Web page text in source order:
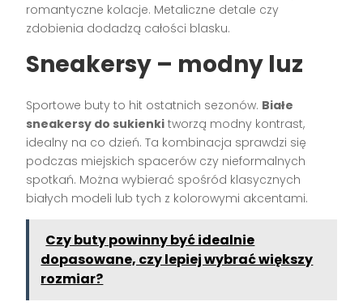
romantyczne kolacje. Metaliczne detale czy
zdobienia dodadzą całości blasku.
Sneakersy – modny luz
Sportowe buty to hit ostatnich sezonów. Białe
sneakersy do sukienki tworzą modny kontrast,
idealny na co dzień. Ta kombinacja sprawdzi się
podczas miejskich spacerów czy nieformalnych
spotkań. Można wybierać spośród klasycznych
białych modeli lub tych z kolorowymi akcentami.
Czy buty powinny być idealnie
dopasowane, czy lepiej wybrać większy
rozmiar?